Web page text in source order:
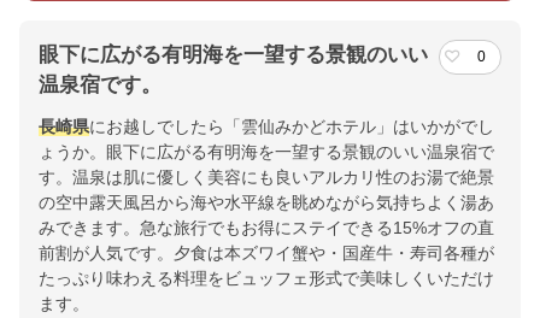
眼下に広がる有明海を一望する景観のいい
温泉宿です。
0
長崎県にお越しでしたら「雲仙みかどホテル」はいかがでし
ょうか。眼下に広がる有明海を一望する景観のいい温泉宿で
す。温泉は肌に優しく美容にも良いアルカリ性のお湯で絶景
の空中露天風呂から海や水平線を眺めながら気持ちよく湯あ
みできます。急な旅行でもお得にステイできる15%オフの直
前割が人気です。夕食は本ズワイ蟹や・国産牛・寿司各種が
たっぷり味わえる料理をビュッフェ形式で美味しくいただけ
ます。